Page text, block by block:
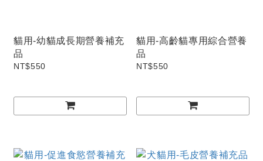
貓用-幼貓成長期營養補充
品
NT$550
貓用-高齡貓專用綜合營養
品
NT$550